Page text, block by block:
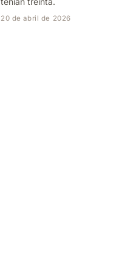
20 de abril de 2026